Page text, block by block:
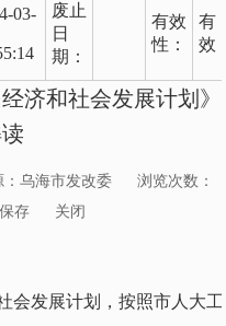
03-
废止
日
期：
有效
性：
有
效
济和社会发展计划》
：乌海市发改委
浏览次数：
保存 关闭
会发展计划，按照市人大工